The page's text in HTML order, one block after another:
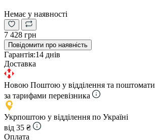
Немає у наявності
7 428 грн
Повідомити про наявність
Гарантія:14 днів
Доставка
Новою Поштою у відділення та поштомати
за тарифами перевізника
Укрпоштою у відділення по Україні
від 35 ₴
Оплата